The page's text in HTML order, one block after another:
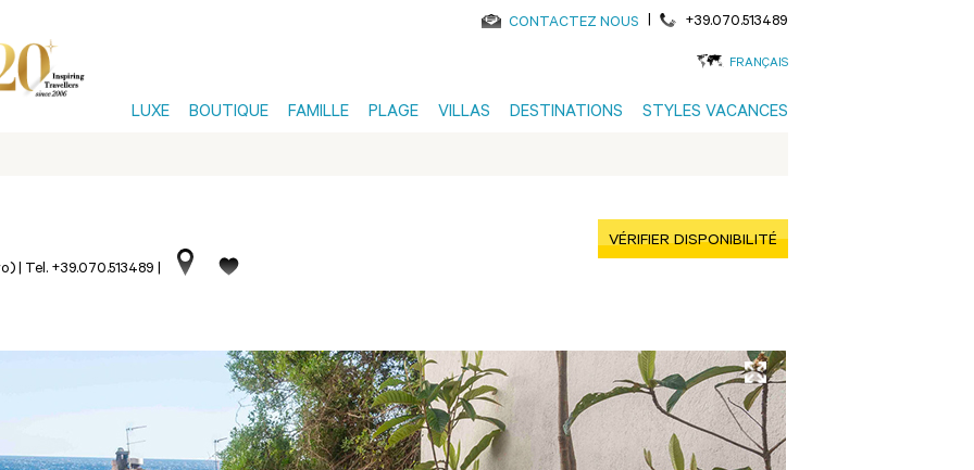
CONTACTEZ NOUS | +39.070.513489
FRANÇAIS
LUXE BOUTIQUE FAMILLE PLAGE VILLAS DESTINATIONS STYLES VACANCES
| Tel. +39.070.513489 |
VÉRIFIER DISPONIBILITÉ